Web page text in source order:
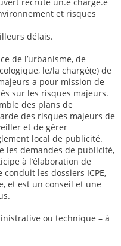
et risques
délais.
de l’urbanisme, de
le/la chargé(e) de
a pour mission de
sur les risques majeurs.
des plans de
des risques majeurs de
et de gérer
local de publicité.
les demandes de publicité,
à l’élaboration de
conduit les dossiers ICPE,
et est un conseil et une
ou technique – à